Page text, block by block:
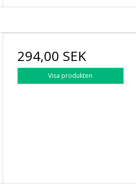
294,00 SEK
Visa produkten